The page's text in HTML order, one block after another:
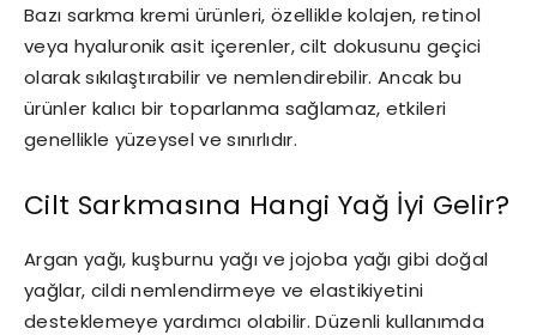
Bazı sarkma kremi ürünleri, özellikle kolajen, retinol
veya hyaluronik asit içerenler, cilt dokusunu geçici
olarak sıkılaştırabilir ve nemlendirebilir. Ancak bu
ürünler kalıcı bir toparlanma sağlamaz, etkileri
genellikle yüzeysel ve sınırlıdır.
Cilt Sarkmasına Hangi Yağ İyi Gelir?
Argan yağı, kuşburnu yağı ve jojoba yağı gibi doğal
yağlar, cildi nemlendirmeye ve elastikiyetini
desteklemeye yardımcı olabilir. Düzenli kullanımda